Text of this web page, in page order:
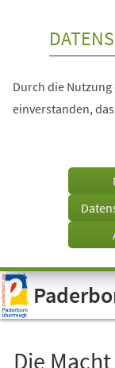
Visuelle
Assistenzsoftware
öffnen.
Durch die
einverstanden,
Die